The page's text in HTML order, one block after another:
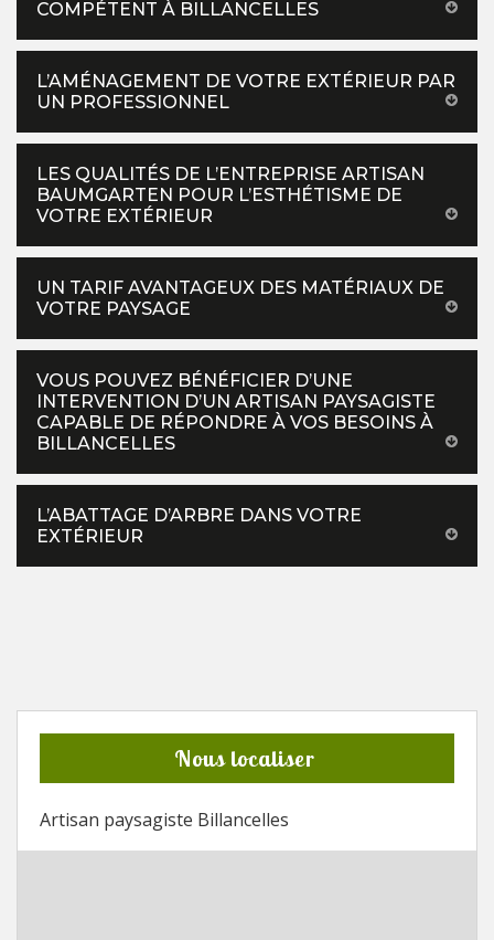
COMPÉTENT À BILLANCELLES
L’AMÉNAGEMENT DE VOTRE EXTÉRIEUR PAR
UN PROFESSIONNEL
LES QUALITÉS DE L’ENTREPRISE ARTISAN
BAUMGARTEN POUR L’ESTHÉTISME DE
VOTRE EXTÉRIEUR
UN TARIF AVANTAGEUX DES MATÉRIAUX DE
VOTRE PAYSAGE
VOUS POUVEZ BÉNÉFICIER D’UNE
INTERVENTION D’UN ARTISAN PAYSAGISTE
CAPABLE DE RÉPONDRE À VOS BESOINS À
BILLANCELLES
L’ABATTAGE D’ARBRE DANS VOTRE
EXTÉRIEUR
Nous localiser
Artisan paysagiste Billancelles